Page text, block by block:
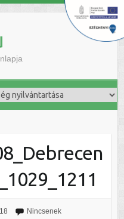
Nincsenek